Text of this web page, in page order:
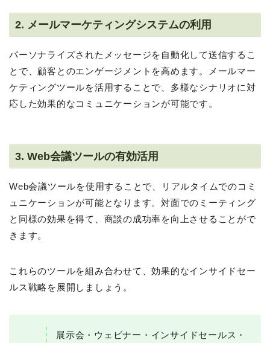
2. メールマーケティングシステムの利用
パーソナライズされたメッセージを自動化して送信するこ
とで、顧客とのエンゲージメントを高めます。メールマー
ケティングツールを活用することで、多様なシナリオに対
応した効果的なコミュニケーションが可能です。
3. Web会議ツールの有効活用
Web会議ツールを使用することで、リアルタイムでのコミ
ュニケーションが可能となります。対面でのミーティング
と同様の効果を得て、商談の成功率を向上させることがで
きます。
これらのツールを組み合わせて、効果的なインサイドセー
ルス戦略を展開しましょう。
展示会・ウェビナー・インサイドセールス・